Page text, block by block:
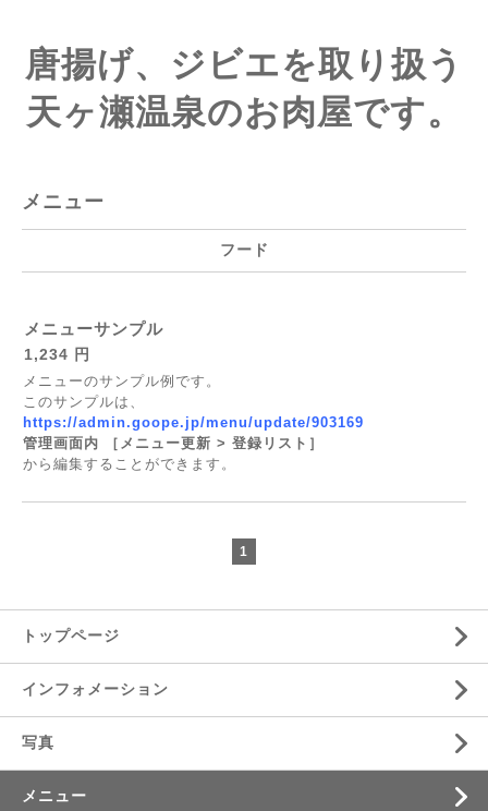
唐揚げ、ジビエを取り扱う
天ヶ瀬温泉のお肉屋です。
メニュー
フード
メニューサンプル
1,234 円
メニューのサンプル例です。
このサンプルは、
https://admin.goope.jp/menu/update/903169
管理画面内 ［メニュー更新 > 登録リスト］
から編集することができます。
1
トップページ
インフォメーション
写真
メニュー